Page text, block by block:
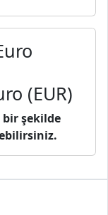
(EUR)
bir şekilde